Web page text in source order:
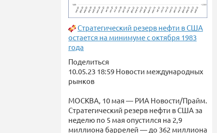
Стратегический резерв нефти в США
остается на минимуме с октября 1983
года
Поделиться
10.05.23 18:59 Новости международных
рынков
МОСКВА, 10 мая — РИА Новости/Прайм.
Стратегический резерв нефти в США за
неделю по 5 мая опустился на 2,9
миллиона баррелей — до 362 миллиона